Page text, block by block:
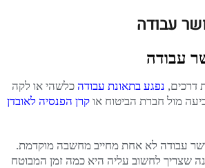
עבודה
עבודה
דרכים, נפגע בתאונת עבודה כלשהי או לקה
מול חברת הביטוח או קרן הפנסיה לאובדן
עבודה לא אחת מחייב מחשבה מוקדמת.
שצריך לחשוב עליה היא כמה זמן המבוטח